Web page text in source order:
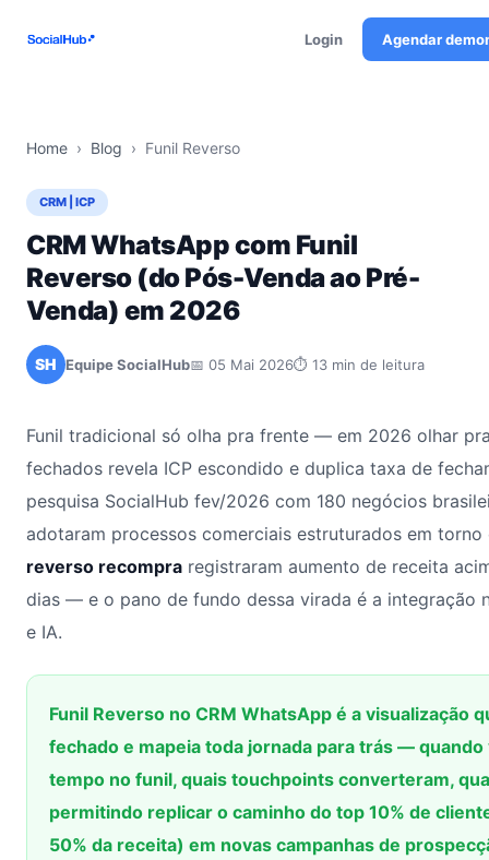
Login Agendar
Home › Blog › Funil Reverso
CRM | ICP
CRM WhatsApp com Funil
Reverso (do Pós-Venda ao Pré-
Venda) em 2026
SH Equipe SocialHub📅 05 Mai 2026⏱ 13 min de leitura
Funil tradicional só olha pra frente — em 2026 olhar
fechados revela ICP escondido e duplica taxa de
pesquisa SocialHub fev/2026 com 180 negócios
adotaram processos comerciais estruturados em
reverso recompra registraram aumento de receita
dias — e o pano de fundo dessa virada é a integração
e IA.
Funil Reverso no CRM WhatsApp é a visualização
fechado e mapeia toda jornada para trás —
tempo no funil, quais touchpoints converteram,
permitindo replicar o caminho do top 10% de
50% da receita) em novas campanhas de